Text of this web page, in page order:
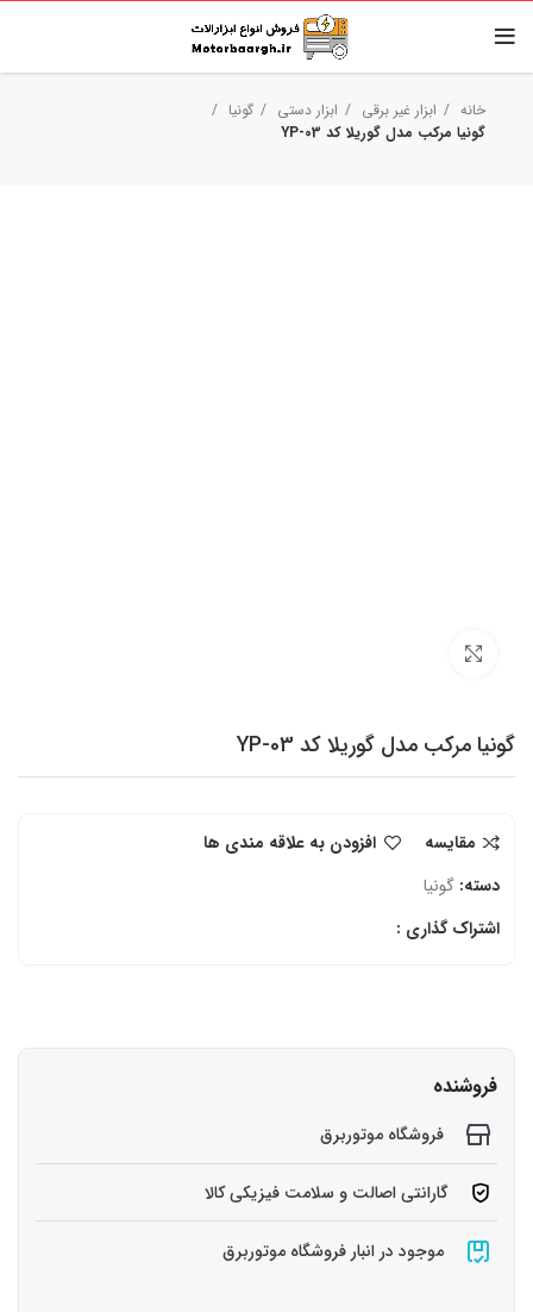
خانه ابزار غیر برقی ابزار دستی
گونیا
گونیا مرکب مدل گوریلا کد YP-03
گونیا مرکب مدل گوریلا کد YP-03
مقایسه
افزودن به علاقه مندی ها
دسته: گونیا
اشتراک گذاری :
فروشنده
فروشگاه موتوربرق
گارانتی اصالت و سلامت فیزیکی کالا
موجود در انبار فروشگاه موتوربرق